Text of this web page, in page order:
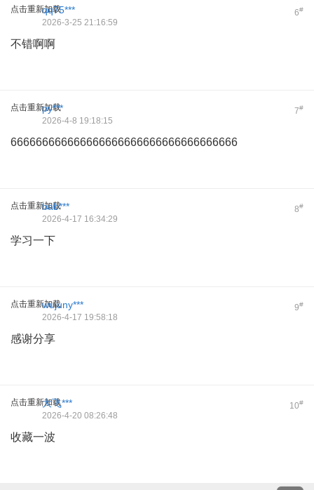
点击重新加载 6#
qq75***
2026-3-25 21:16:59
不错啊啊
点击重新加载 7#
py***
2026-4-8 19:18:15
666666666666666666666666666666666666
点击重新加载 8#
bab***
2026-4-17 16:34:29
学习一下
点击重新加载 9#
wujuny***
2026-4-17 19:58:18
感谢分享
点击重新加载 10#
大飞***
2026-4-20 08:26:48
收藏一波